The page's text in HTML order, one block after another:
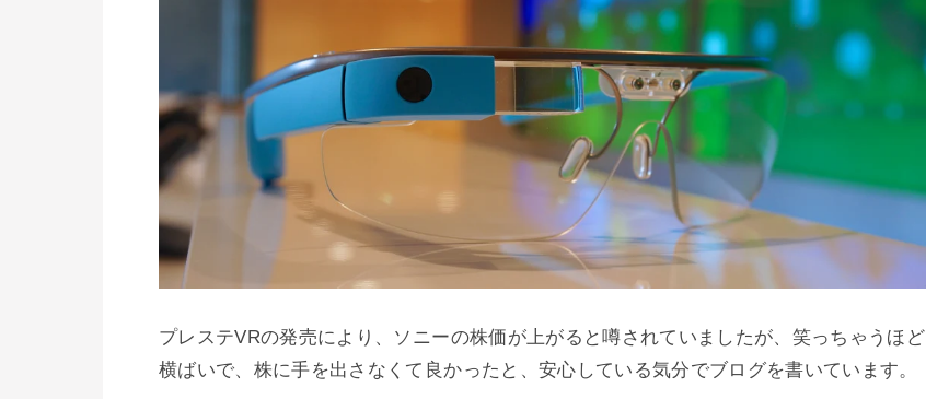
プレステVRの発売により、ソニーの株価が上がると噂されていましたが、笑っちゃうほど
横ばいで、株に手を出さなくて良かったと、安心している気分でブログを書いています。